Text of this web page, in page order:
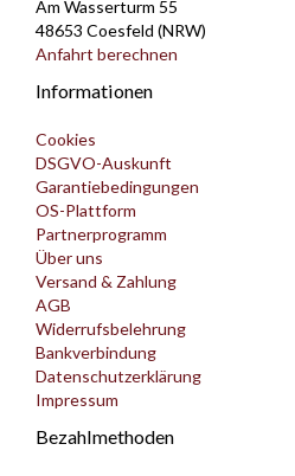
Am Wasserturm 55
48653 Coesfeld (NRW)
Anfahrt berechnen
Informationen
Cookies
DSGVO-Auskunft
Garantiebedingungen
OS-Plattform
Partnerprogramm
Über uns
Versand & Zahlung
AGB
Widerrufsbelehrung
Bankverbindung
Datenschutzerklärung
Impressum
Bezahlmethoden